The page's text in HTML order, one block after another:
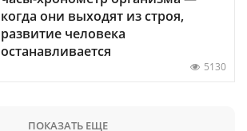
когда они выходят из строя,
развитие человека
останавливается
5130
ПОКАЗАТЬ ЕЩЕ